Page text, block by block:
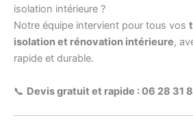
isolation intérieure ?
Notre équipe intervient pour tous vos
isolation et rénovation intérieure,
rapide et durable.
📞 Devis gratuit et rapide : 06 28 31